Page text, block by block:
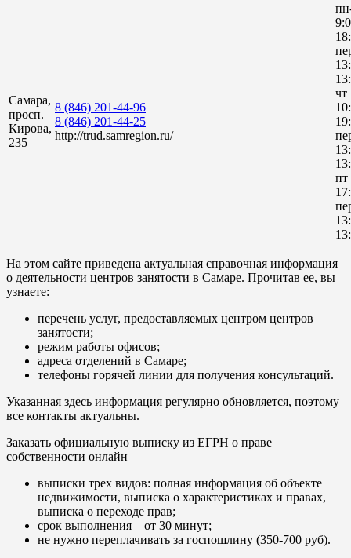
Самара,
просп.
Кирова,
235
8 (846) 201-44-96
8 (846) 201-44-25
http://trud.samregion.ru/
чт
пт
На этом сайте приведена актуальная справочная информация
о деятельности центров занятости в Самаре. Прочитав ее, вы
узнаете:
перечень услуг, предоставляемых центром центров
занятости;
режим работы офисов;
адреса отделений в Самаре;
телефоны горячей линии для получения консультаций.
Указанная здесь информация регулярно обновляется, поэтому
все контакты актуальны.
Заказать официальную выписку из ЕГРН о праве
собственности онлайн
выписки трех видов: полная информация об объекте
недвижимости, выписка о характеристиках и правах,
выписка о переходе прав;
срок выполнения – от 30 минут;
не нужно переплачивать за госпошлину (350-700 руб).